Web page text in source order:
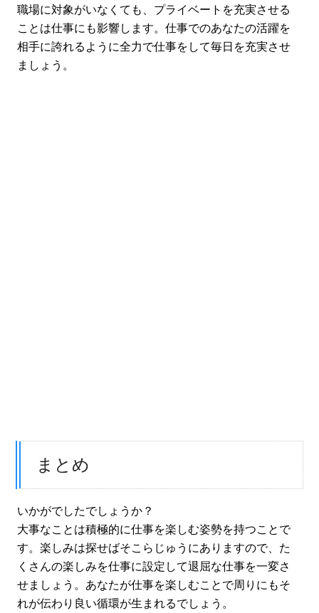
職場に対象がいなくても、プライベートを充実させる
ことは仕事にも影響します。仕事でのあなたの活躍を
相手に誇れるように全力で仕事をして毎日を充実させ
ましょう。
まとめ
いかがでしたでしょうか？
大事なことは積極的に仕事を楽しむ姿勢を持つことで
す。楽しみは探せばそこらじゅうにありますので、た
くさんの楽しみを仕事に設定して退屈な仕事を一変さ
せましょう。あなたが仕事を楽しむことで周りにもそ
れが伝わり良い循環が生まれるでしょう。